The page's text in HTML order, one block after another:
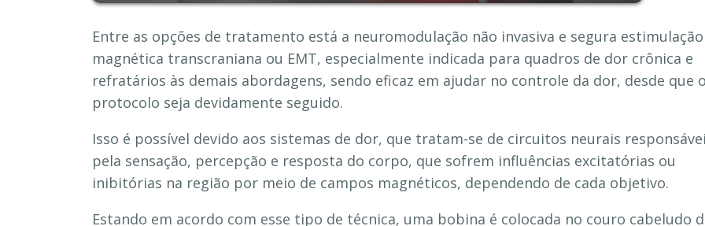
Entre as opções de tratamento está a neuromodulação não invasiva e segura estimulação
magnética transcraniana ou EMT, especialmente indicada para quadros de dor crônica e
refratários às demais abordagens, sendo eficaz em ajudar no controle da dor, desde que o
protocolo seja devidamente seguido.
Isso é possível devido aos sistemas de dor, que tratam-se de circuitos neurais
pela sensação, percepção e resposta do corpo, que sofrem influências excitatórias ou
inibitórias na região por meio de campos magnéticos, dependendo de cada objetivo.
Estando em acordo com esse tipo de técnica, uma bobina é colocada no couro cabeludo